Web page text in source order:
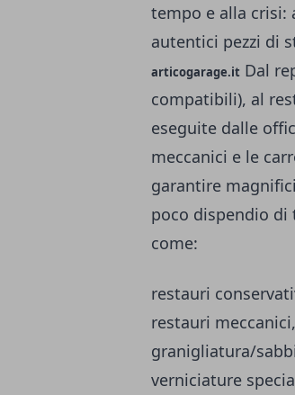
tempo e alla crisi:
autentici pezzi di
articogarage.it Dal
compatibili), al
eseguite dalle
meccanici e le
garantire
poco dispendio di
come:
restauri
restauri
granigliatura/
verniciature